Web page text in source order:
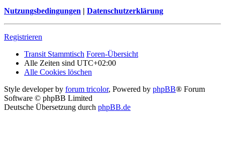
Nutzungsbedingungen | Datenschutzerklärung
Registrieren
Transit Stammtisch Foren-Übersicht
Alle Zeiten sind UTC+02:00
Alle Cookies löschen
Style developer by forum tricolor, Powered by phpBB® Forum
Software © phpBB Limited
Deutsche Übersetzung durch phpBB.de